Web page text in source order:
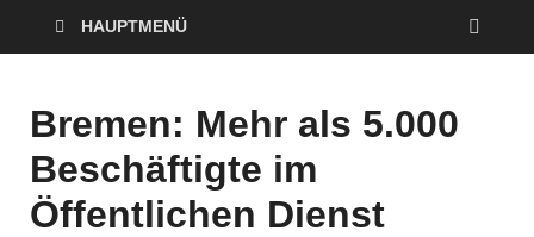
HAUPTMENÜ
Bremen: Mehr als 5.000
Beschäftigte im
Öffentlichen Dienst